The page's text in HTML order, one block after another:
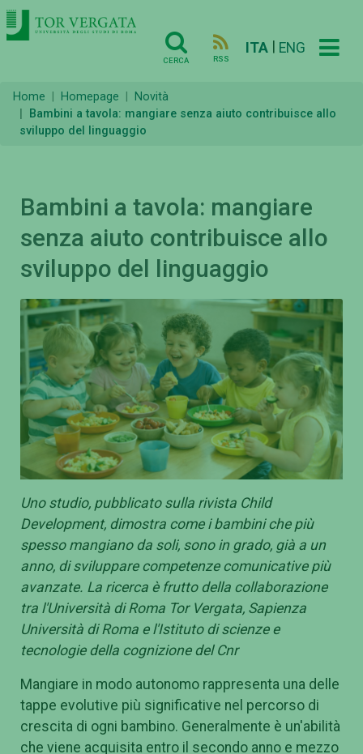
CERCA RSS
ITA ENG
Home Homepage
Novità
Bambini a tavola: mangiare senza aiuto contribuisce allo
sviluppo del linguaggio
Bambini a tavola: mangiare
senza aiuto contribuisce allo
sviluppo del linguaggio
Uno studio, pubblicato sulla rivista Child
Development, dimostra come i bambini che più
spesso mangiano da soli, sono in grado, già a un
anno, di sviluppare competenze comunicative più
avanzate. La ricerca è frutto della collaborazione
tra l'Università di Roma Tor Vergata, Sapienza
Università di Roma e l'Istituto di scienze e
tecnologie della cognizione del Cnr
Mangiare in modo autonomo rappresenta una delle
tappe evolutive più significative nel percorso di
crescita di ogni bambino. Generalmente è un'abilità
che viene acquisita entro il secondo anno e mezzo